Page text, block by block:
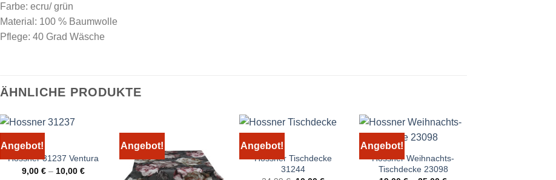
Farbe: ecru/ grün
Material: 100 % Baumwolle
Pflege: 40 Grad Wäsche
ÄHNLICHE PRODUKTE
Angebot!
Hossner 31237 Ventura
9,00€ – 10,00€
Angebot! Angebot!
Hossner Tischdecke
31244
Angebot!
Hossner Weihnachts-
Tischdecke 23098